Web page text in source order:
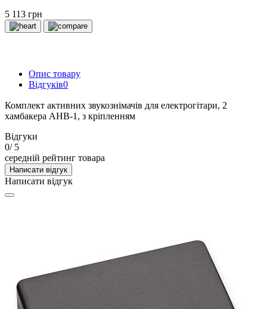
5 113 грн
Опис товару
Відгуків0
Комплект активних звукознімачів для електрогітари, 2
хамбакера AHB-1, з кріпленням
Відгуки
0/ 5
середній рейтинг товара
Написати відгук
Написати відгук